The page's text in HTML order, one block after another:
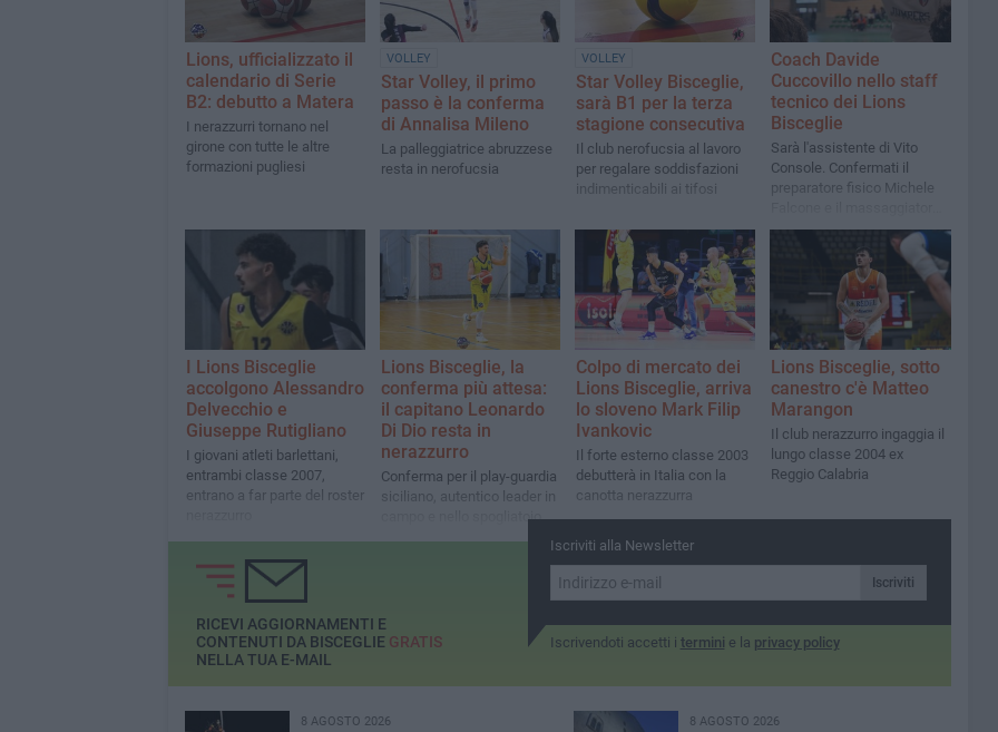
Lions, ufficializzato il
calendario di Serie
B2: debutto a Matera
I nerazzurri tornano nel
girone con tutte le altre
formazioni pugliesi
VOLLEY
Star Volley, il primo
passo è la conferma
di Annalisa Mileno
La palleggiatrice abruzzese
resta in nerofucsia
VOLLEY
Star Volley Bisceglie,
sarà B1 per la terza
stagione consecutiva
Il club nerofucsia al lavoro
per regalare soddisfazioni
indimenticabili ai tifosi
Coach Davide
Cuccovillo nello staff
tecnico dei Lions
Bisceglie
Sarà l'assistente di Vito
Console. Confermati il
preparatore fisico Michele
Tonio Lopopolo. Felice
Fracchiolla nuovo team
I Lions Bisceglie
accolgono Alessandro
Delvecchio e
Giuseppe Rutigliano
I giovani atleti barlettani,
entrambi classe 2007,
entrano a far parte del roster
Lions Bisceglie, la
conferma più attesa:
il capitano Leonardo
Di Dio resta in
nerazzurro
Conferma per il play-guardia
siciliano, autentico leader in
campo e nello spogliatoio
Colpo di mercato dei
Lions Bisceglie, arriva
lo sloveno Mark Filip
Ivankovic
Il forte esterno classe 2003
debutterà in Italia con la
canotta nerazzurra
Lions Bisceglie, sotto
canestro c'è Matteo
Marangon
Il club nerazzurro ingaggia il
lungo classe 2004 ex
Reggio Calabria
Iscriviti alla Newsletter
Iscriviti
Iscrivendoti accetti i termini e la privacy policy
RICEVI AGGIORNAMENTI E
CONTENUTI DA BISCEGLIE GRATIS
NELLA TUA E-MAIL
8 AGOSTO 2026 8 AGOSTO 2026